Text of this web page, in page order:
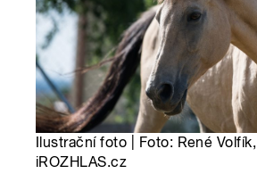
Ilustrační foto | Foto: René Volfík,
iROZHLAS.cz